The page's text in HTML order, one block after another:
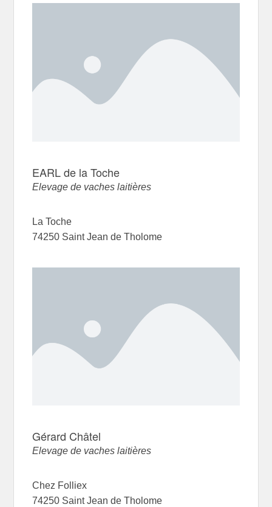
EARL de la Toche
Elevage de vaches laitières
La Toche
74250 Saint Jean de Tholome
Gérard Châtel
Elevage de vaches laitières
Chez Folliex
74250 Saint Jean de Tholome